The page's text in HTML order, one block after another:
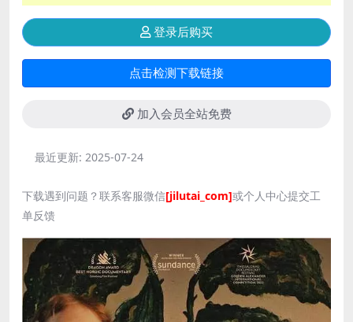
登录后购买
点击检测下载链接
加入会员全站免费
最近更新: 2025-07-24
下载遇到问题？联系客服微信[jilutai_com]或个人中心提交工
单反馈